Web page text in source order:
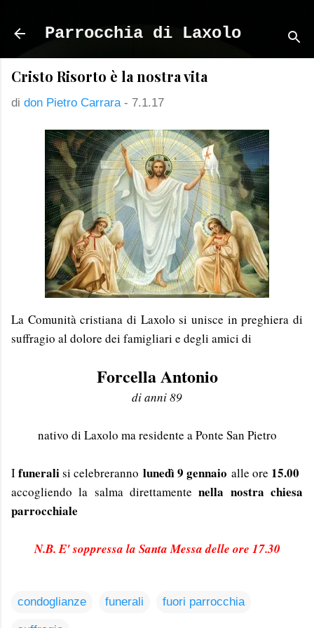
Parrocchia di Laxolo
Cristo Risorto è la nostra vita
di don Pietro Carrara - 7.1.17
La Comunità cristiana di Laxolo si unisce in preghiera di
suffragio al dolore dei famigliari e degli amici di
Forcella Antonio
di anni 89
nativo di Laxolo ma residente a Ponte San Pietro
Ifuneralisi celebreranno lunedì 9 gennaio alle ore 15.00
accogliendo la salma direttamente nella nostra chiesa
parrocchiale
N.B. E' soppressa la Santa Messa delle ore 17.30
condoglianze funerali fuori parrocchia